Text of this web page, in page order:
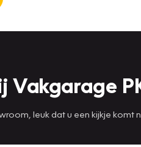
Vakgarage
leuk dat u een kijkje komt